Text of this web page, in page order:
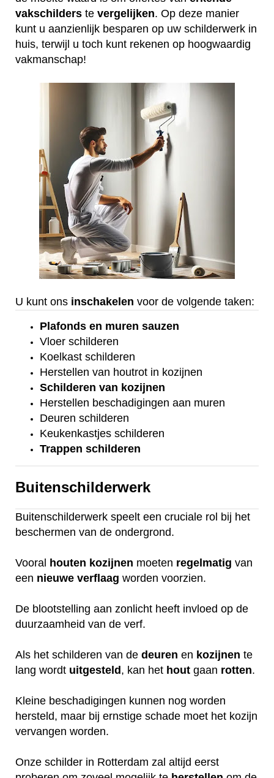
vakschilders te vergelijken. Op deze manier
kunt u aanzienlijk besparen op uw schilderwerk in
huis, terwijl u toch kunt rekenen op hoogwaardig
vakmanschap!
U kunt ons inschakelen voor de volgende taken:
Plafonds en muren sauzen
Vloer schilderen
Koelkast schilderen
Herstellen van houtrot in kozijnen
Schilderen van kozijnen
Herstellen beschadigingen aan muren
Deuren schilderen
Keukenkastjes schilderen
Trappen schilderen
Buitenschilderwerk
Buitenschilderwerk speelt een cruciale rol bij het
beschermen van de ondergrond.
Vooral houten kozijnen moeten regelmatig van
een nieuwe verflaag worden voorzien.
De blootstelling aan zonlicht heeft invloed op de
duurzaamheid van de verf.
Als het schilderen van de deuren en kozijnen te
lang wordt uitgesteld, kan het hout gaan rotten.
Kleine beschadigingen kunnen nog worden
hersteld, maar bij ernstige schade moet het kozijn
vervangen worden.
Onze schilder in Rotterdam zal altijd eerst